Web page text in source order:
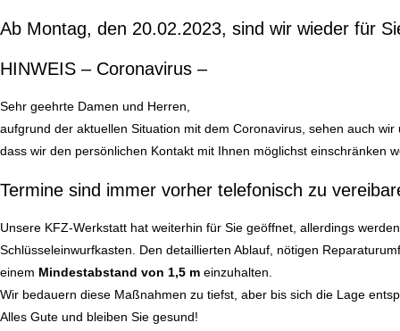
Ab Montag, den 20.02.2023, sind wir wieder für
HINWEIS – Coronavirus –
Sehr geehrte Damen und Herren,
aufgrund der aktuellen Situation mit dem Coronavirus, sehen auch
dass wir den persönlichen Kontakt mit Ihnen möglichst einschränken
Termine sind immer vorher telefonisch zu
Unsere KFZ-Werkstatt hat weiterhin für Sie geöffnet, allerdings
Schlüsseleinwurfkasten. Den detaillierten Ablauf, nötigen
einem Mindestabstand von 1,5 m einzuhalten.
Wir bedauern diese Maßnahmen zu tiefst, aber bis sich die Lage
Alles Gute und bleiben Sie gesund!